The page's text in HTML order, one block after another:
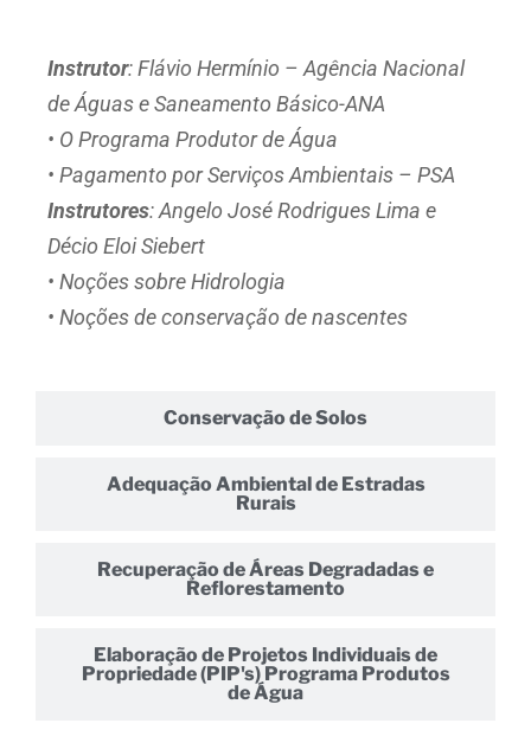
Conservação de Solos
Adequação Ambiental de Estradas
Rurais
Recuperação de Áreas Degradadas e
Reflorestamento
Elaboração de Projetos Individuais de
Propriedade (PIP's) Programa Produtos
de Água
Instrutor: Flávio Hermínio – Agência Nacional
de Águas e Saneamento Básico-ANA
• O Programa Produtor de Água
• Pagamento por Serviços Ambientais – PSA
Instrutores: Angelo José Rodrigues Lima e
Décio Eloi Siebert
• Noções sobre Hidrologia
• Noções de conservação de nascentes